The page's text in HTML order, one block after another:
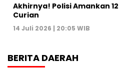
Akhirnya! Polisi Amankan
Curian
14 Juli 2026 | 20:05 WIB
BERITA DAERAH